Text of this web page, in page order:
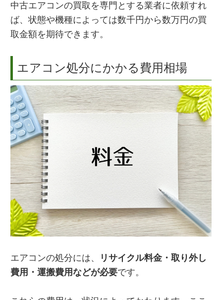
中古エアコンの買取を専門とする業者に依頼すれ
ば、状態や機種によっては数千円から数万円の買
取金額を期待できます。
エアコン処分にかかる費用相場
エアコンの処分には、
リサイクル料金・取り外し
費用・運搬費用などが必要です。